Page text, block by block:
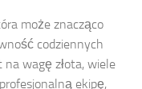
może znacząco
codziennych
na wagę złota, wiele
ekipę,